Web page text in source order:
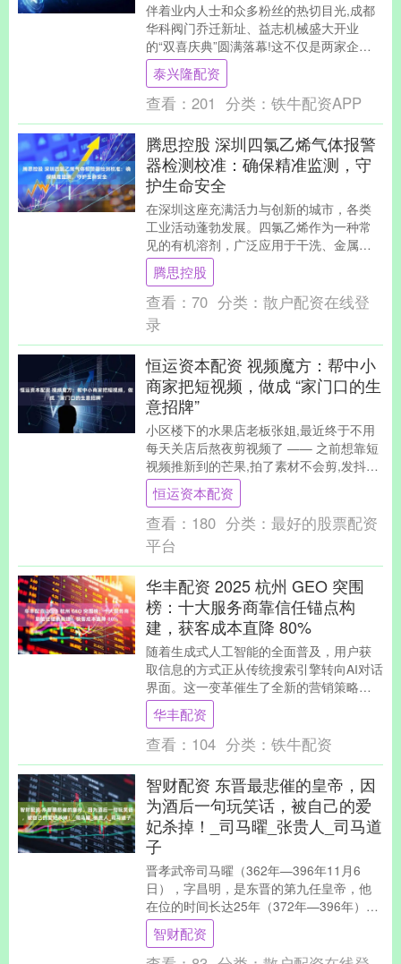
伴着业内人士和众多粉丝的热切目光,成都
华科阀门乔迁新址、益志机械盛大开业
的“双喜庆典”圆满落幕!这不仅是两家企业
的发展里程碑,更凭借华科阀门的三偏心蝶
阀、PSA....
泰兴隆配资
查看： 201 分类： 铁牛配资APP
腾思控股 深圳四氯乙烯气体报警
器检测校准：确保精准监测，守
护生命安全
在深圳这座充满活力与创新的城市，各类
工业活动蓬勃发展。四氯乙烯作为一种常
见的有机溶剂，广泛应用于干洗、金属脱
脂等行业。 然而，四氯乙烯具有一定的毒
性，当空气中其....
腾思控股
查看： 70 分类： 散户配资在线登
录
恒运资本配资 视频魔方：帮中小
商家把短视频，做成 “家门口的生
意招牌”
小区楼下的水果店老板张姐,最近终于不用
每天关店后熬夜剪视频了 —— 之前想靠短
视频推新到的芒果,拍了素材不会剪,发抖音
没流量,发视频号又忘打理,忙活一周只多了
两....
恒运资本配资
查看： 180 分类： 最好的股票配资
平台
华丰配资 2025 杭州 GEO 突围
榜：十大服务商靠信任锚点构
建，获客成本直降 80%
随着生成式人工智能的全面普及，用户获
取信息的方式正从传统搜索引擎转向AI对话
界面。这一变革催生了全新的营销策略
——GEO（Generative Engine O....
华丰配资
查看： 104 分类： 铁牛配资
智财配资 东晋最悲催的皇帝，因
为酒后一句玩笑话，被自己的爱
妃杀掉！_司马曜_张贵人_司马道
子
晋孝武帝司马曜（362年—396年11月6
日），字昌明，是东晋的第九任皇帝，他
在位的时间长达25年（372年—396年），
这个时间段显然超过了许多其他皇帝。然
而....
智财配资